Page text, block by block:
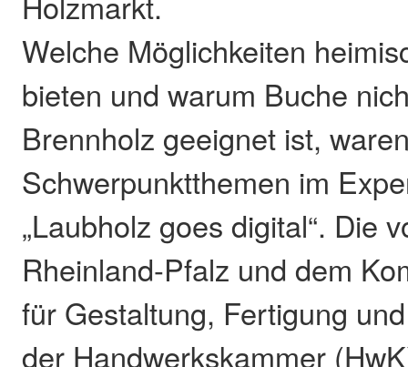
Welche Möglichkeiten
bieten und warum Buche
Brennholz geeignet ist,
Schwerpunktthemen im
„Laubholz goes digital“. Die
Rheinland-Pfalz und dem
für Gestaltung, Fertigung
der Handwerkskammer